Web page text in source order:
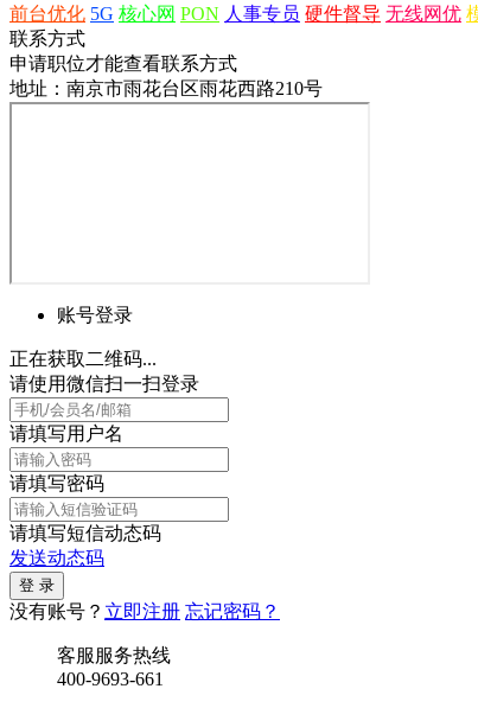
前台优化 5G 核心网 PON 人事专员 硬件督导 无线网优
联系方式
申请职位才能查看联系方式
地址：南京市雨花台区雨花西路210号
账号登录
正在获取二维码...
请使用微信扫一扫登录
请填写用户名
请填写密码
请填写短信动态码
发送动态码
没有账号？ 立即注册 忘记密码？
客服服务热线
400-9693-661